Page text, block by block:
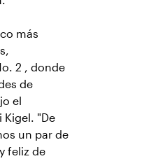
más
2 , donde
de
el
Kigel. "De
un par de
feliz de